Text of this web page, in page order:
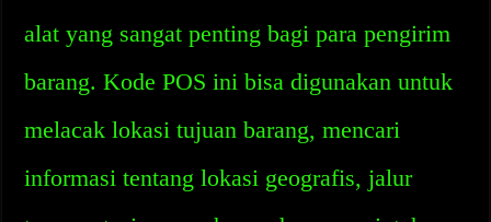
alat yang sangat penting bagi para pengirim
barang. Kode POS ini bisa digunakan untuk
melacak lokasi tujuan barang, mencari
informasi tentang lokasi geografis, jalur